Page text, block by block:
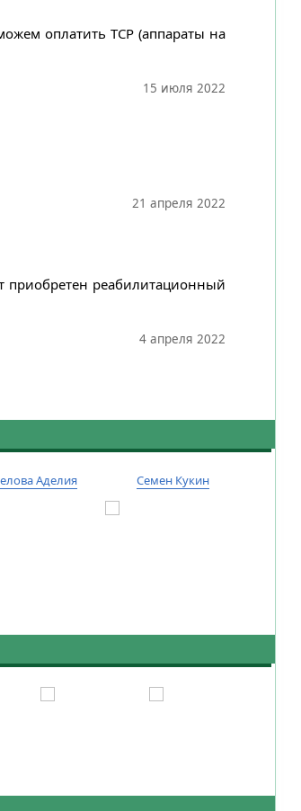
оплатить ТСР (аппараты на
15 июля 2022
21 апреля 2022
приобретен реабилитационный
4 апреля 2022
Аделия Семен Кукин